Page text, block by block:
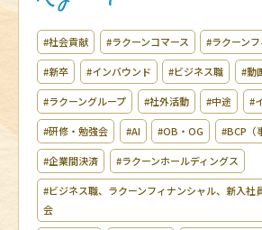
#社会貢献 #ラクーンコマース #ラクーン
#新卒 #インバウンド #ビジネス職 #動
#ラクーングループ #社外活動 #中途 #
#研修・勉強会 #AI #OB・OG #BCP（
#企業間決済 #ラクーンホールディングス
#ビジネス職、ラクーンフィナンシャル、新入社
会